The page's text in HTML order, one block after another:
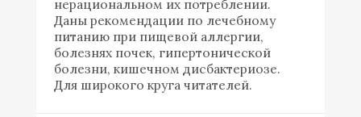
нерациональном их потреблении.
Даны рекомендации по лечебному
питанию при пищевой аллергии,
болезнях почек, гипертонической
болезни, кишечном дисбактериозе.
Для широкого круга читателей.